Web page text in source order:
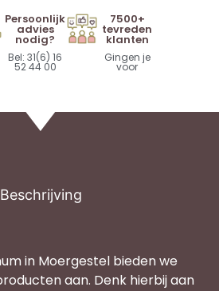
Persoonlijk
advies
nodig?
Bel: 31(6) 16
52 44 00
7500+
tevreden
klanten
Gingen je
voor
Beschrijving
in Moergestel bieden we
aan. Denk hierbij aan